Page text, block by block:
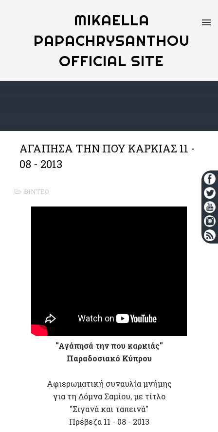
MIKAELLA
PAPACHRYSANTHOU
OFFICIAL SITE
ΑΓΑΠΗΣΑ ΤΗΝ ΠΟΥ ΚΑΡΚΙΑΣ 11 -
08 - 2013
ΒΙΝΤΕΟ
''Aγάπησά την που καρκιάς''
Παραδοσιακό Κύπρου
Αφιερωματική συναυλία μνήμης
για τη Δόμνα Σαμίου, με τίτλο
"Σιγανά και ταπεινά"
Πρέβεζα 11 - 08 - 2013